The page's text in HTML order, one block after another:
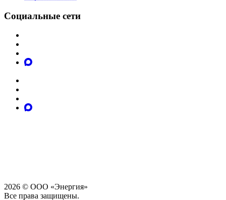
Социальные сети
2026 © ООО «Энергия»
Все права защищены.